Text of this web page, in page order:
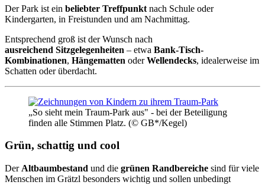
Der Park ist ein beliebter Treffpunkt nach Schule oder
Kindergarten, in Freistunden und am Nachmittag.
Entsprechend groß ist der Wunsch nach
ausreichend Sitzgelegenheiten – etwa Bank-Tisch-
Kombinationen, Hängematten oderWellendecks, idealerweise im
Schatten oder überdacht.
„So sieht mein Traum-Park aus" - bei der Beteiligung
finden alle Stimmen Platz. (© GB*/Kegel)
Grün, schattig und cool
Der Altbaumbestand und die grünen Randbereiche sind für viele
Menschen im Grätzl besonders wichtig und sollen unbedingt